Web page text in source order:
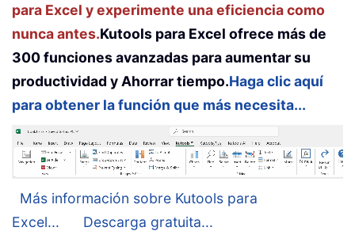
para Excel y experimente una eficiencia como
nunca antes.Kutools para Excel ofrece más de
300 funciones avanzadas para aumentar su
productividad y Ahorrar tiempo.Haga clic aquí
para obtener la función que más necesita...
Más información sobre Kutools para
Excel...
Descarga gratuita...